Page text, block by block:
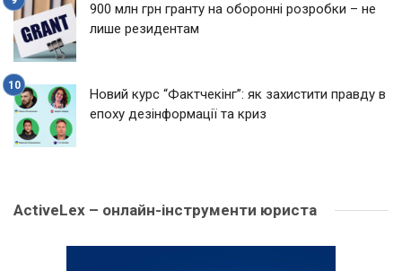
900 млн грн гранту на оборонні розробки – не
лише резидентам
Новий курс “Фактчекінг”: як захистити правду в
епоху дезінформації та криз
ActiveLex – онлайн-інструменти юриста